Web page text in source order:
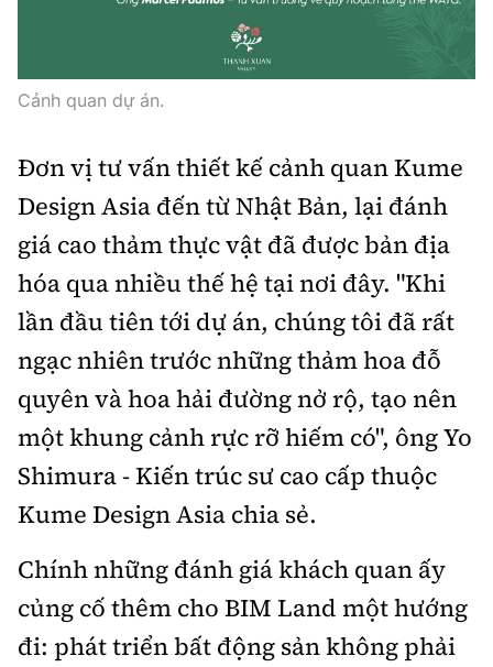
Cảnh quan dự án.
Đơn vị tư vấn thiết kế cảnh quan Kume
Design Asia đến từ Nhật Bản, lại đánh
giá cao thảm thực vật đã được bản địa
hóa qua nhiều thế hệ tại nơi đây. "Khi
lần đầu tiên tới dự án, chúng tôi đã rất
ngạc nhiên trước những thảm hoa đỗ
quyên và hoa hải đường nở rộ, tạo nên
một khung cảnh rực rỡ hiếm có", ông Yo
Shimura - Kiến trúc sư cao cấp thuộc
Kume Design Asia chia sẻ.
Chính những đánh giá khách quan ấy
củng cố thêm cho BIM Land một hướng
đi: phát triển bất động sản không phải